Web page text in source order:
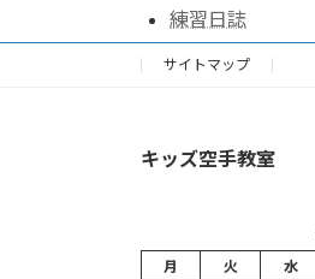
練習日誌
サイトマップ
キッズ空手教室
月
火 水